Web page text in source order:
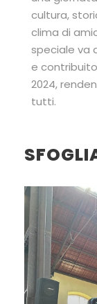
cultura,
clima di
speciale va
e
2024,
tutti.